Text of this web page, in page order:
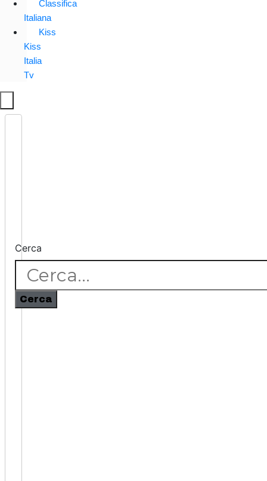
Classifica
Italiana
Kiss
Kiss
Italia
Tv
Cerca
Cerca